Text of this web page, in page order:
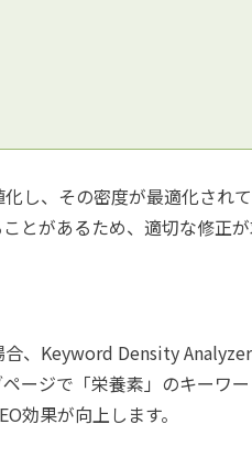
し、その密度が最適化され
とがあるため、適切な修正が
、Keyword Density
ージで「栄養素」のキーワ
効果が向上します。